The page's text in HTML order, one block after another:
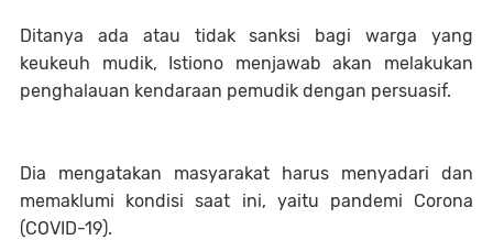
Ditanya ada atau tidak sanksi bagi warga yang
keukeuh mudik, Istiono menjawab akan melakukan
penghalauan kendaraan pemudik dengan persuasif.
Dia mengatakan masyarakat harus menyadari dan
memaklumi kondisi saat ini, yaitu pandemi Corona
(COVID-19).